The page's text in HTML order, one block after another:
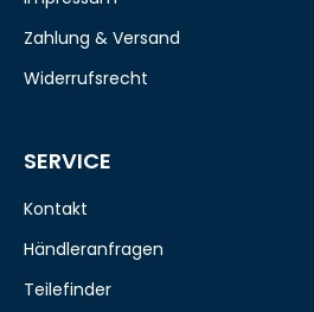
Zahlung & Versand
Widerrufsrecht
SERVICE
Kontakt
Händleranfragen
Teilefinder